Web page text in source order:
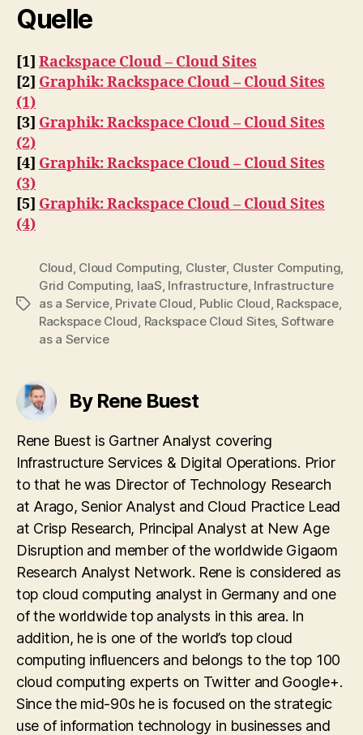
Quelle
[1] Rackspace Cloud – Cloud Sites
[2] Graphik: Rackspace Cloud – Cloud Sites
(1)
[3] Graphik: Rackspace Cloud – Cloud Sites
(2)
[4] Graphik: Rackspace Cloud – Cloud Sites
(3)
[5] Graphik: Rackspace Cloud – Cloud Sites
(4)
Tags
Cloud, Cloud Computing, Cluster, Cluster Computing,
Grid Computing, IaaS, Infrastructure, Infrastructure
as a Service, Private Cloud, Public Cloud, Rackspace,
Rackspace Cloud, Rackspace Cloud Sites, Software
as a Service
By Rene Buest
Rene Buest is Gartner Analyst covering
Infrastructure Services & Digital Operations. Prior
to that he was Director of Technology Research
at Arago, Senior Analyst and Cloud Practice Lead
at Crisp Research, Principal Analyst at New Age
Disruption and member of the worldwide Gigaom
Research Analyst Network. Rene is considered as
top cloud computing analyst in Germany and one
of the worldwide top analysts in this area. In
addition, he is one of the world’s top cloud
computing influencers and belongs to the top 100
cloud computing experts on Twitter and Google+.
Since the mid-90s he is focused on the strategic
use of information technology in businesses and